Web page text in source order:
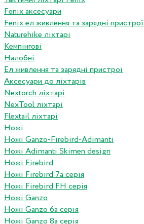
Fenix аксесуари
Fenix ел живлення та зарядні пристрої
Naturehike ліхтарі
Кемпінгові
Налобні
Ел живлення та зарядні пристрої
Аксесуари до ліхтарів
Nextorch ліхтарі
NexTool ліхтарі
Flextail ліхтарі
Ножі
Ножі Ganzo-Firebird-Adimanti
Ножі Adimanti Skimen design
Ножі Firebird
Ножі Firebird 7а серія
Ножі Firebird FH серія
Ножі Ganzo
Ножі Ganzo 6а серія
Ножі Ganzo 8а серія